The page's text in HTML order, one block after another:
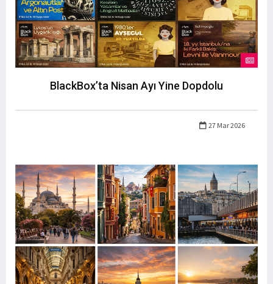
BlackBox’ta Nisan Ayı Yine Dopdolu
27 Mar 2026